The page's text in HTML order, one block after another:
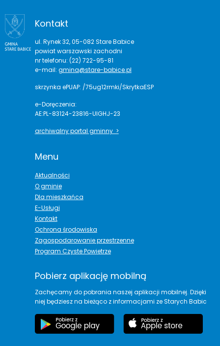
Kontakt
ul. Rynek 32, 05-082 Stare Babice
powiat warszawski zachodni
nr telefonu: (22) 722-95-81
e-mail: gmina@stare-babice.pl
skrzynka ePUAP: /75ug12rmki/SkrytkaESP
e-Doręczenia:
AE:PL-83124-23816-UIGHJ-23
archiwalny portal gminny >
Menu
Aktualności
O gminie
Dla mieszkańca
E-Usługi
Kontakt
Ochrona środowiska
Zagospodarowanie przestrzenne
Program Czyste Powietrze
Pobierz aplikację mobilną
Zachęcamy do pobrania naszej aplikacji mobilnej. Dzięki
niej będziesz na bieżąco z informacjami ze Starych Babic